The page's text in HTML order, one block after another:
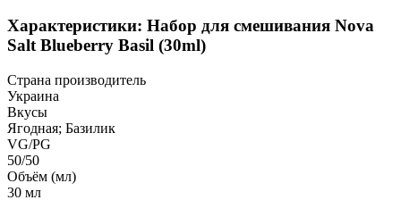
Характеристики: Набор для смешивания Nova
Salt Blueberry Basil (30ml)
Страна производитель
Украина
Вкусы
Ягодная; Базилик
VG/PG
50/50
Объём (мл)
30 мл